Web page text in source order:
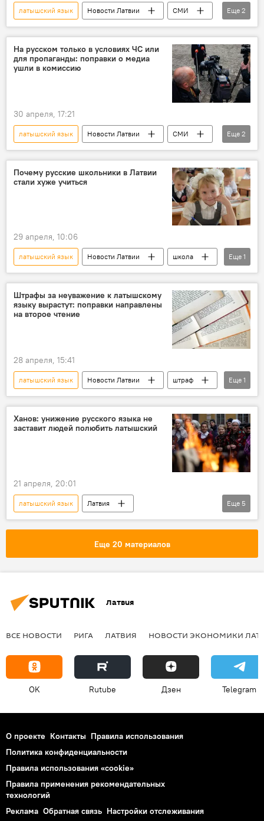
латышский язык Новости Латвии
СМИ
русский язык
журналистика
Еще 2
На русском только в условиях ЧС или
для пропаганды: поправки о медиа
ушли в комиссию
30 апреля, 17:21
латышский язык Новости Латвии
СМИ
русский язык
Сейм
Еще 2
Почему русские школьники в Латвии
стали хуже учиться
29 апреля, 10:06
латышский язык Новости Латвии
школа
русский язык
Еще 1
Штрафы за неуважение к латышскому
языку вырастут: поправки направлены
на второе чтение
28 апреля, 15:41
латышский язык Новости Латвии
штраф
Сейм
Еще 1
Ханов: унижение русского языка не
заставит людей полюбить латышский
21 апреля, 20:01
латышский язык
Латвия
Новости Латвии
Новости политики Латвии
Денис Ханов
русский язык
Еще 5
Еще 20 материалов
Латвия
ВСЕ НОВОСТИ РИГА ЛАТВИЯ НОВОСТИ ЭКОНОМИКИ
OK Rutube Дзен Telegram
О проекте Контакты Правила использования
Политика конфиденциальности
Правила использования «cookie»
Правила применения рекомендательных
технологий
Реклама Обратная связь Настройки отслеживания